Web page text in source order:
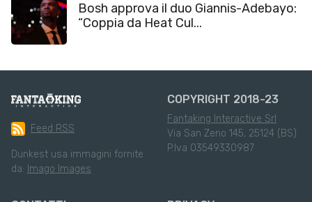
Bosh approva il duo Giannis-Adebayo:
“Coppia da Heat Cul...
Feed RSS
Dunkest usa immagini fornite
da: Imago Images
COPYRIGHT 2018-23
Fantaking Interactive Srl
Via San Zeno 145, 25124 (BS)
P.Iva 03549330987